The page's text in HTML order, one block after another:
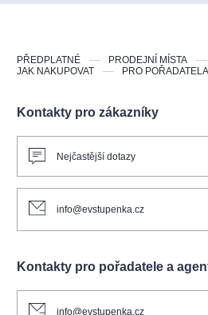
Kontakty pro zákazníky
Nejčastější dotazy
info@evstupenka.cz
Kontakty pro pořadatele a
info@evstupenka.cz
PŘEDPLATNÉ PRODEJNÍ MÍSTA
JAK NAKUPOVAT
PRO POŘADATELA